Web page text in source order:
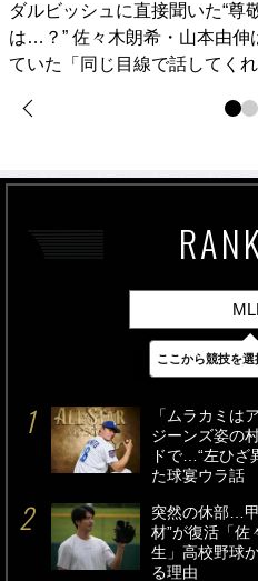
ダルビッシュに直接聞いた“尊
は…？” 佐々木朗希・山本由伸
ていた「同じ目線で話してくれ
最新 24
「ムラカミは
ジーンズ姿の
ドで…“左ひざ
た球宴ウラ話
突然の休部…
材”が復活「佐
生」高校野球
る理由
ここから競技を